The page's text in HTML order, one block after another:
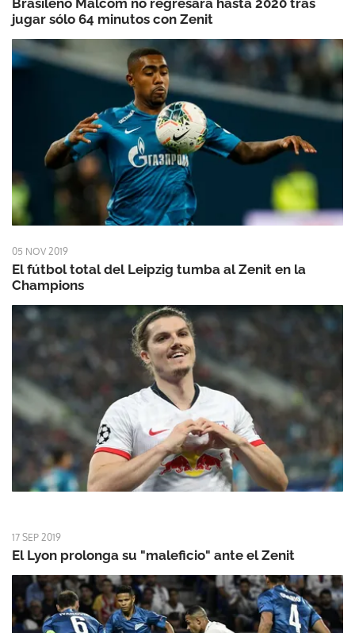
jugar sólo 64 minutos con Zenit
05 NOV 2019
El fútbol total del Leipzig tumba al Zenit en la
Champions
17 SEP 2019
El Lyon prolonga su "maleficio" ante el Zenit